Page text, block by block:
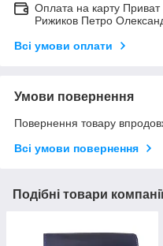
Оплата на карту
Рижиков Петро
Всі умови оплати
Умови повернення
Повернення товару
Всі умови повернення
Подібні товари